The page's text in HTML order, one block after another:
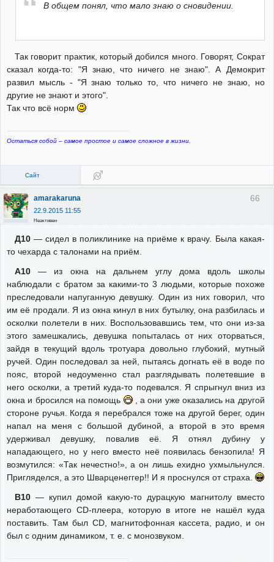
В общем понял, что мало знаю о сновидении.
Так говорит практик, который добился много. Говорят, Сократ
сказал когда-то: "Я знаю, что ничего не знаю". А Демокрит
развил мысль - "Я знаю только то, что ничего не знаю, но
другие не знают и этого".
Так что всё норм
Остаться собой – самое простое и самое сложное в жизни.
Сайт
66
amarakaruna
22.9.2015 11:55
Неактивен
Д10— сидел в поликлинике на приёме к врачу. Была какая-
то чехарда с талонами на приём.
А10— из окна на дальнем углу дома вдоль школы
наблюдали с братом за какими-то 3 людьми, которые похоже
преследовали напуганную девушку. Один из них говорил, что
им её продали. Я из окна кинул в них бутылку, она разбилась и
осколки полетели в них. Воспользовавшись тем, что они из-за
этого замешкались, девушка попыталась от них оторваться,
зайдя в текущий вдоль тротуара довольно глубокий, мутный
ручей. Один последовал за ней, пытаясь догнать её в воде по
пояс, второй недоуменно стал разглядывать полетевшие в
него осколки, а третий куда-то подевался. Я спрыгнул вниз из
окна и бросился на помощь
, а они уже оказались на другой
стороне ручья. Когда я перебрался тоже на другой берег, один
напал на меня с большой дубиной, а второй в это время
удерживал девушку, повалив её. Я отнял дубину у
нападающего, но у него вместо неё появилась бензопила! Я
возмутился: «Так нечестно!», а он лишь ехидно ухмыльнулся.
Пригляделся, а это Шварценеггер!! И я проснулся от страха.
В10— купил домой какую-то дурацкую магнитолу вместо
неработающего CD-плеера, которую в итоге не нашёл куда
поставить. Там был CD, магнитофонная кассета, радио, и он
был с одним динамиком, т. е. с монозвуком.